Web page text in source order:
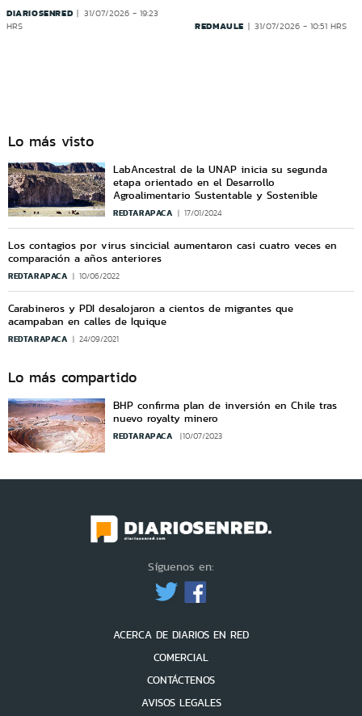
DIARIOSENRED
31/07/2026 - 19:23
HRS
REDMAULE 31/07/2026 - 10:51 HRS
Lo más visto
LabAncestral de la UNAP inicia su segunda
etapa orientado en el Desarrollo
Agroalimentario Sustentable y Sostenible
REDTARAPACA 17/01/2024
Los contagios por virus sincicial aumentaron casi cuatro veces en
comparación a años anteriores
REDTARAPACA 10/06/2022
Carabineros y PDI desalojaron a cientos de migrantes que
acampaban en calles de Iquique
REDTARAPACA 24/09/2021
Lo más compartido
BHP confirma plan de inversión en Chile tras
nuevo royalty minero
REDTARAPACA 10/07/2023
Síguenos en:
ACERCA DE DIARIOS EN RED
COMERCIAL
CONTÁCTENOS
AVISOS LEGALES